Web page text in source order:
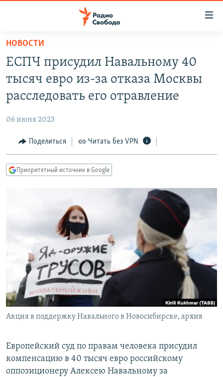
упрощенного
доступа
основному
Вернутся
Вернутся
ПОДКАСТЫ
АВТОРСКИЕ ПРОЕКТЫ
МНЕНИЯ
КУЛЬТУРА
КАВКАЗ.РЕАЛИИ
СИБИРЬ.РЕАЛИИ
РАСПИСАНИЕ ВЕЩАНИЯ
ПОДПИШИТЕСЬ НА РАССЫЛКУ
СОЦИАЛЬНЫЕ СЕТИ
Все сайты РСЕ/РС
НОВОСТИ
ЕСПЧ присудил Навальному 40
тысяч евро из-за отказа Москвы
расследовать его отравление
06 июня 2023
Поделиться Читать без VPN
Приоритетный источник в Google
Акция в поддержку Навального в Новосибирске, архив
Европейский суд по правам человека присудил
компенсацию в 40 тысяч евро российскому
оппозиционеру Алексею Навальному за